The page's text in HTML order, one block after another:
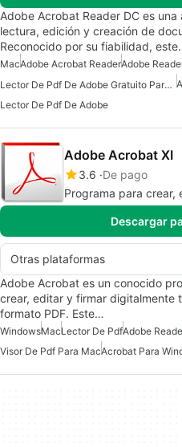
Adobe Acrobat Reader DC es
lectura, edición y creación de
Reconocido por su fiabilidad,
MacAdobe Acrobat ReaderAdobe
Lector De Pdf De Adobe Gratuito Para Mac
Lector De Pdf De Adobe
Adobe Acrobat XI
3.6 De pago
Programa para crear,
Descargar
Otras plataformas
Adobe Acrobat es un conocido
crear, editar y firmar digitalmente
formato PDF. Este…
WindowsMacLector De PdfAdobe
Visor De Pdf Para MacAcrobat Para